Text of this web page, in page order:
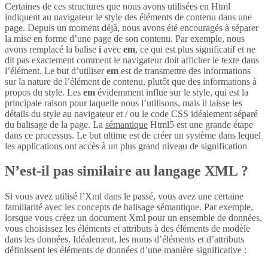
Certaines de ces structures que nous avons utilisées en Html
indiquent au navigateur le style des éléments de contenu dans une
page. Depuis un moment déjà, nous avons été encouragés à séparer
la mise en forme d’une page de son contenu. Par exemple, nous
avons remplacé la balise i avec em, ce qui est plus significatif et ne
dit pas exactement comment le navigateur doit afficher le texte dans
l’élément. Le but d’utiliserem est de transmettre des informations
sur la nature de l’élément de contenu, plutôt que des informations à
propos du style. Les em évidemment influe sur le style, qui est la
principale raison pour laquelle nous l’utilisons, mais il laisse les
détails du style au navigateur et / ou le code CSS idéalement séparé
du balisage de la page. La sémantique Html5 est une grande étape
dans ce processus. Le but ultime est de créer un système dans lequel
les applications ont accès à un plus grand niveau de signification
N’est-il pas similaire au langage XML ?
Si vous avez utilisé l’Xml dans le passé, vous avez une certaine
familiarité avec les concepts de balisage sémantique. Par exemple,
lorsque vous créez un document Xml pour un ensemble de données,
vous choisissez les éléments et attributs à des éléments de modèle
dans les données. Idéalement, les noms d’éléments et d’attributs
définissent les éléments de données d’une manière significative :